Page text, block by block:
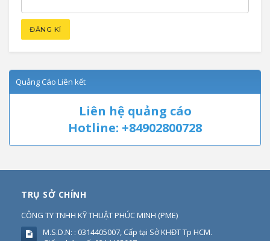
Quảng Cáo Liên kết
Liên hệ quảng cáo
Hotline: +84902800728
TRỤ SỞ CHÍNH
CÔNG TY TNHH KỸ THUẬT PHÚC MINH (PME)
M.S.D.N: : 0314405007, Cấp tại Sở KHĐT Tp HCM.